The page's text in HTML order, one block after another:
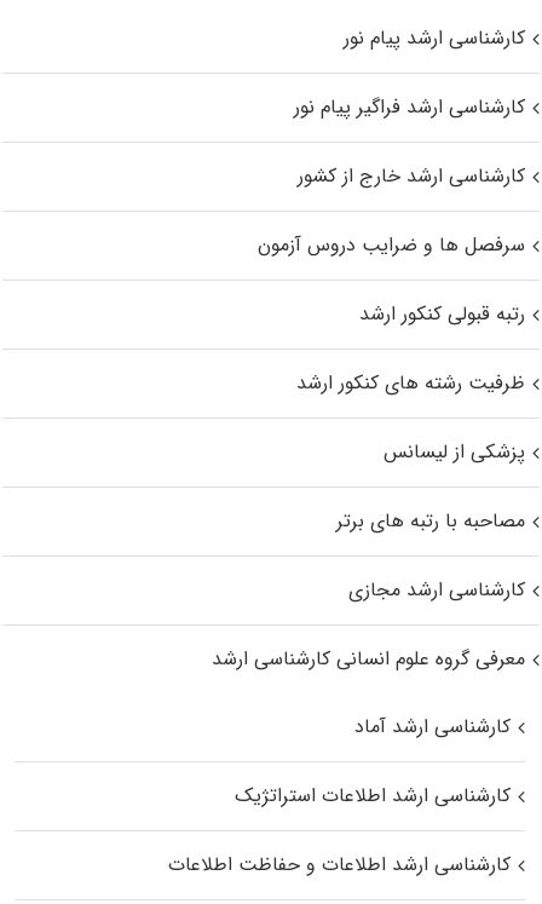
کارشناسی ارشد پیام نور
کارشناسی ارشد فراگیر پیام نور
کارشناسی ارشد خارج از کشور
سرفصل ها و ضرایب دروس آزمون
رتبه قبولی کنکور ارشد
ظرفیت رشته های کنکور ارشد
پزشکی از لیسانس
مصاحبه با رتبه های برتر
کارشناسی ارشد مجازی
معرفی گروه علوم انسانی کارشناسی ارشد
کارشناسی ارشد آماد
کارشناسی ارشد اطلاعات استراتژیک
کارشناسی ارشد اطلاعات و حفاظت اطلاعات